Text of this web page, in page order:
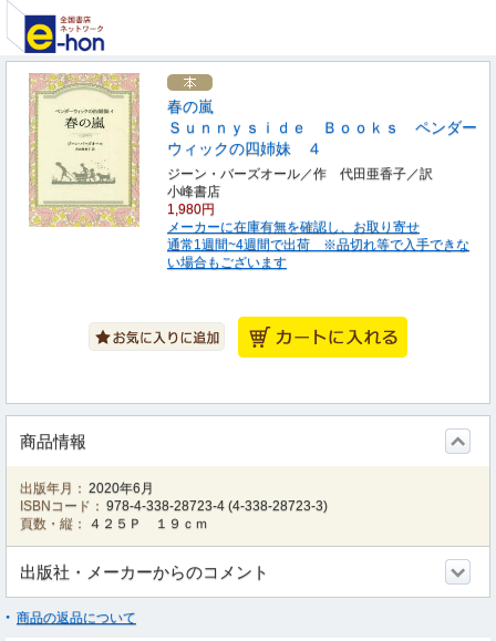
春の嵐
Ｓｕｎｎｙｓｉｄｅ Ｂｏｏｋｓ ペンダー
ウィックの四姉妹 ４
ジーン・バーズオール／作 代田亜香子／訳
小峰書店
1,980円
メーカーに在庫有無を確認し、お取り寄せ
通常1週間~4週間で出荷 ※品切れ等で入手できな
い場合もございます
商品情報
出版年月： 2020年6月
ISBNコード： 978-4-338-28723-4 (4-338-28723-3)
頁数・縦：
４２５Ｐ １９ｃｍ
出版社・メーカーからのコメント
商品の返品について